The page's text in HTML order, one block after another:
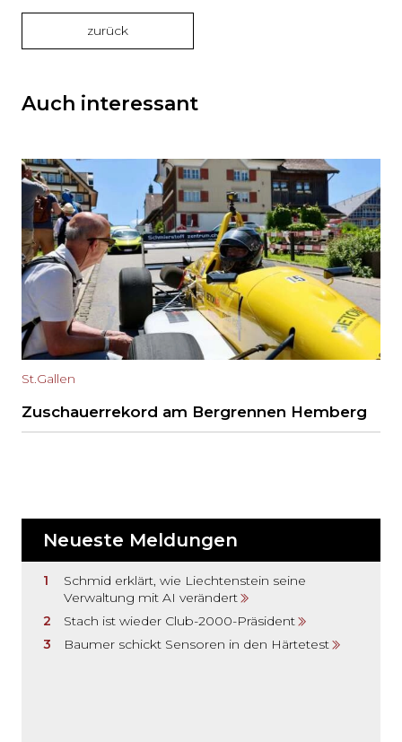
zurück
Auch interessant
St.Gallen
Zuschauerrekord am Bergrennen Hemberg
Neueste Meldungen
Schmid erklärt, wie Liechtenstein seine
Verwaltung mit AI verändert
Stach ist wieder Club-2000-Präsident
Baumer schickt Sensoren in den Härtetest